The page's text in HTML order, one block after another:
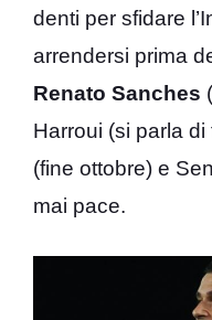
denti per sfidare
arrendersi prima
Renato Sanches
Harroui (si parla
(fine ottobre) e
mai pace.